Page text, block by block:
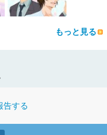
もっと見る
告する